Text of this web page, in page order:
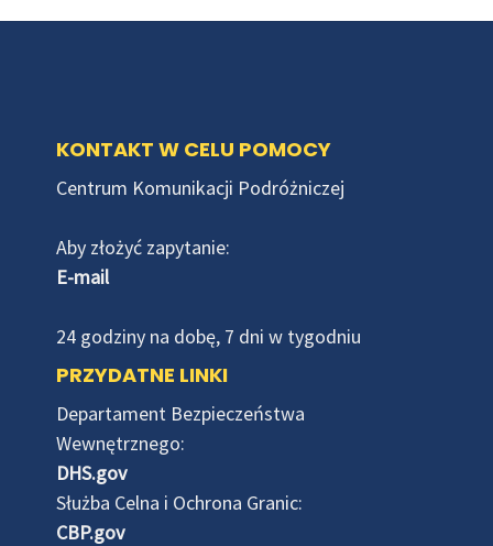
KONTAKT W CELU POMOCY
Centrum Komunikacji Podróżniczej
Aby złożyć zapytanie:
E-mail
24 godziny na dobę, 7 dni w tygodniu
PRZYDATNE LINKI
Departament Bezpieczeństwa
Wewnętrznego:
DHS.gov
Służba Celna i Ochrona Granic:
CBP.gov